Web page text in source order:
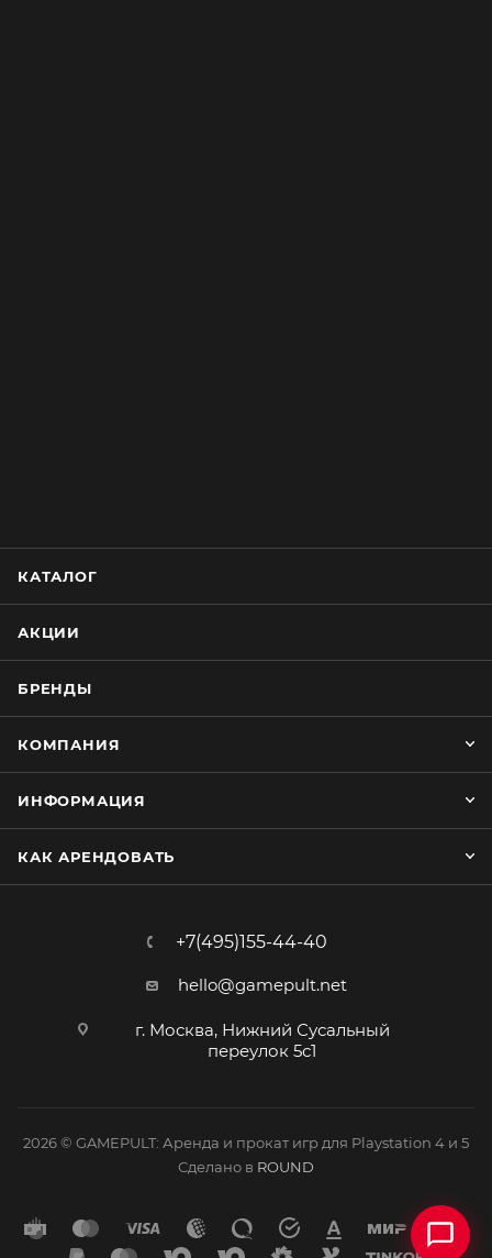
КАТАЛОГ
АКЦИИ
БРЕНДЫ
КОМПАНИЯ
ИНФОРМАЦИЯ
КАК АРЕНДОВАТЬ
+7(495)155-44-40
hello@gamepult.net
г. Москва, Нижний Сусальный
переулок 5с1
2026 © GAMEPULT: Аренда и прокат игр для Playstation 4 и 5
Сделано в ROUND